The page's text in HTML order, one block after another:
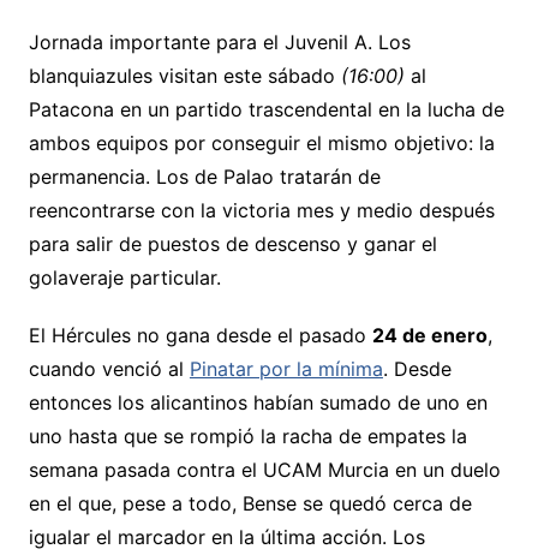
Jornada importante para el Juvenil A. Los
blanquiazules visitan este sábado (16:00) al
Patacona en un partido trascendental en la lucha de
ambos equipos por conseguir el mismo objetivo: la
permanencia. Los de Palao tratarán de
reencontrarse con la victoria mes y medio después
para salir de puestos de descenso y ganar el
golaveraje particular.
El Hércules no gana desde el pasado 24 de enero,
cuando venció al Pinatar por la mínima. Desde
entonces los alicantinos habían sumado de uno en
uno hasta que se rompió la racha de empates la
semana pasada contra el UCAM Murcia en un duelo
en el que, pese a todo, Bense se quedó cerca de
igualar el marcador en la última acción. Los